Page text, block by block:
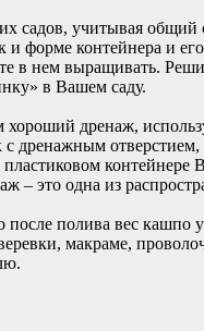
садов, учитывая
форме контейнера и
в нем выращивать.
в Вашем саду.
хороший дренаж,
дренажным
контейнере
– это одна из
после полива вес
макраме,